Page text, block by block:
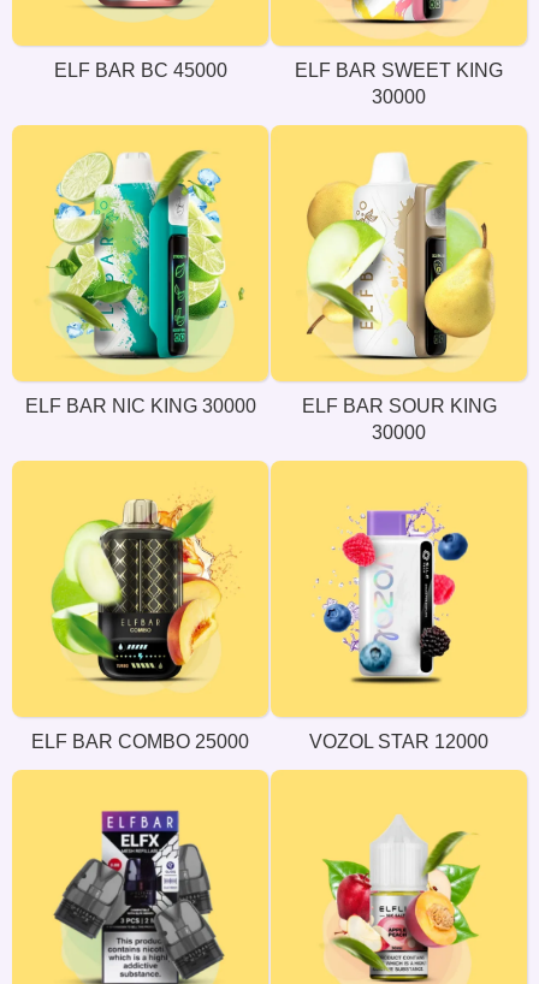
ELF BAR BC 45000
ELF BAR SWEET KING
30000
ELF BAR NIC KING 30000
ELF BAR SOUR KING
30000
ELF BAR COMBO 25000 VOZOL STAR 12000